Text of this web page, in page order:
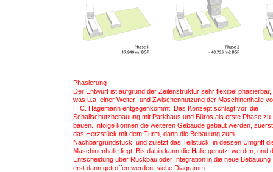
Phasierung
Der Entwurf ist aufgrund der Zeilenstruktur sehr flexibel phasierbar,
was u.a. einer Weiter- und Zwischennutzung der Maschinenhalle
H.C. Hagemann entgegenkommt. Das Konzept schlägt vor, die
Schallschutzbebauung mit Parkhaus und Büros als erste Phase zu
bauen. Infolge können die weiteren Gebäude gebaut werden, zuerst
das Herzstück mit dem Turm, dann die Bebauung zum
Nachbargrundstück, und zuletzt das Teilstück, in dessen Umgriff
Maschinenhalle liegt. Bis dahin kann die Halle genutzt werden, und
Entscheidung über Rückbau oder Integration in die neue Bebauung
erst dann getroffen werden, siehe Diagramm.